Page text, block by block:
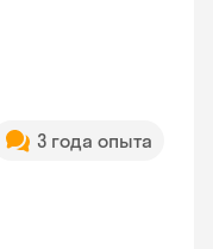
3 года опыта